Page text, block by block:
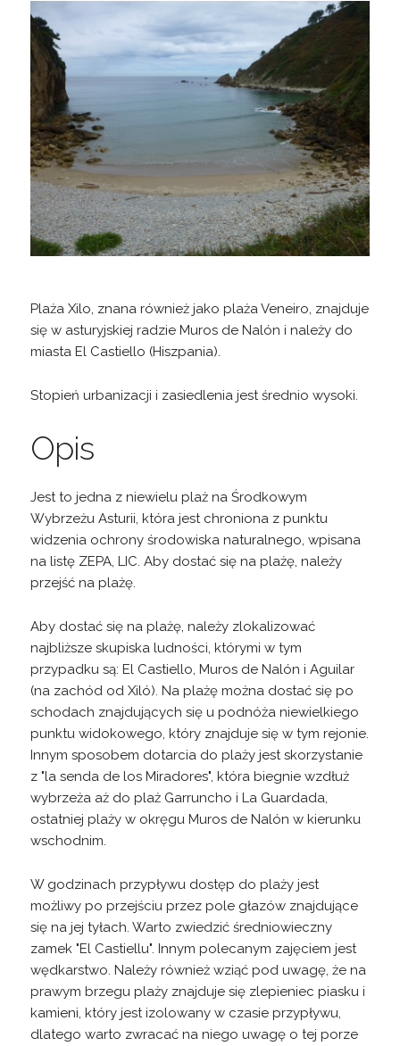
Plaża Xilo, znana również jako plaża Veneiro, znajduje
się w asturyjskiej radzie Muros de Nalón i należy do
miasta El Castiello (Hiszpania).
Stopień urbanizacji i zasiedlenia jest średnio wysoki.
Opis
Jest to jedna z niewielu plaż na Środkowym
Wybrzeżu Asturii, która jest chroniona z punktu
widzenia ochrony środowiska naturalnego, wpisana
na listę ZEPA, LIC. Aby dostać się na plażę, należy
przejść na plażę.
Aby dostać się na plażę, należy zlokalizować
najbliższe skupiska ludności, którymi w tym
przypadku są: El Castiello, Muros de Nalón i Aguilar
(na zachód od Xiló). Na plażę można dostać się po
schodach znajdujących się u podnóża niewielkiego
punktu widokowego, który znajduje się w tym rejonie.
Innym sposobem dotarcia do plaży jest skorzystanie
z "la senda de los Miradores", która biegnie wzdłuż
wybrzeża aż do plaż Garruncho i La Guardada,
ostatniej plaży w okręgu Muros de Nalón w kierunku
wschodnim.
W godzinach przypływu dostęp do plaży jest
możliwy po przejściu przez pole głazów znajdujące
się na jej tyłach. Warto zwiedzić średniowieczny
zamek "El Castiellu". Innym polecanym zajęciem jest
wędkarstwo. Należy również wziąć pod uwagę, że na
prawym brzegu plaży znajduje się zlepieniec piasku i
kamieni, który jest izolowany w czasie przypływu,
dlatego warto zwracać na niego uwagę o tej porze